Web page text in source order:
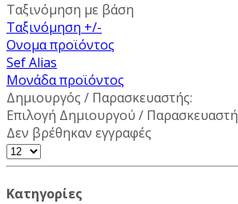
Ταξινόμηση με βάση
Ταξινόμηση +/-
Ονομα προϊόντος
Sef Alias
Μονάδα προϊόντος
Δημιουργός / Παρασκευαστής:
Επιλογή Δημιουργού / Παρασκευαστή
Δεν βρέθηκαν εγγραφές
Κατηγορίες